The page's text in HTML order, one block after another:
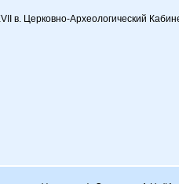
в. Церковно-Археологический